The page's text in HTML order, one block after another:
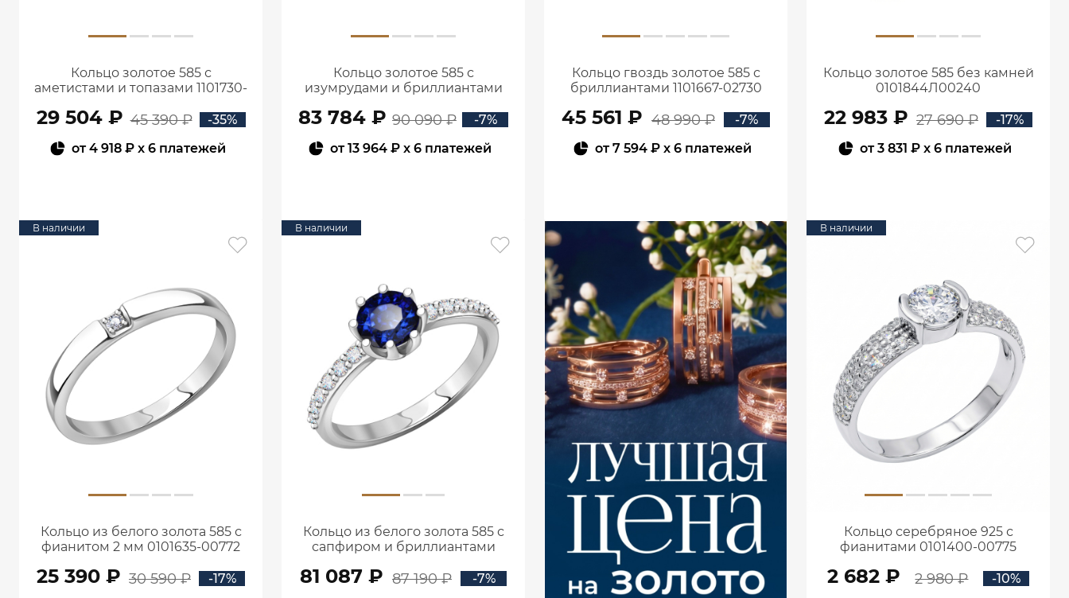
Кольцо золотое 585 с
аметистами и топазами 1101730-
29 504 ₽ 45 390 ₽
-35%
от4 918 ₽x 6 платежей
Кольцо золотое 585 с
изумрудами и бриллиантами
83 784 ₽ 90 090 ₽
-7%
от13 964 ₽ x 6 платежей
Кольцо гвоздь золотое 585 с
бриллиантами 1101667-02730
45 561 ₽ 48 990 ₽
-7%
от7 594 ₽ x 6 платежей
Кольцо золотое 585 без камней
0101844Л00240
22 983 ₽ 27 690 ₽
-17%
от3 831 ₽ x 6 платежей
В наличии
Кольцо из белого золота 585 с
фианитом 2 мм 0101635-00772
25 390 ₽ 30 590 ₽
-17%
В наличии
Кольцо из белого золота 585 с
сапфиром и бриллиантами
81 087 ₽ 87 190 ₽
-7%
В наличии
Кольцо серебряное 925 с
фианитами 0101400-00775
2 682 ₽ 2 980 ₽ -10%